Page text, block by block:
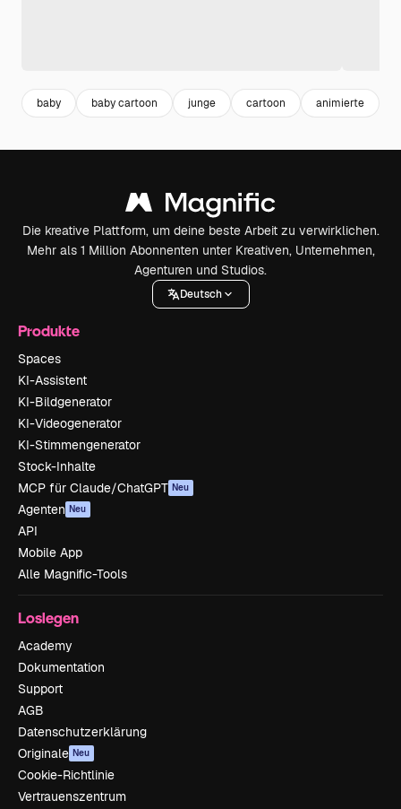
baby baby cartoon junge cartoon animierte
Die kreative Plattform, um deine beste Arbeit zu verwirklichen.
Mehr als 1 Million Abonnenten unter Kreativen, Unternehmen,
Agenturen und Studios.
Deutsch
Produkte
Spaces
KI-Assistent
KI-Bildgenerator
KI-Videogenerator
KI-Stimmengenerator
Stock-Inhalte
MCP für Claude/ChatGPT Neu
Agenten Neu
API
Mobile App
Alle Magnific-Tools
Loslegen
Academy
Dokumentation
Support
AGB
Datenschutzerklärung
Originale Neu
Cookie-Richtlinie
Vertrauenszentrum